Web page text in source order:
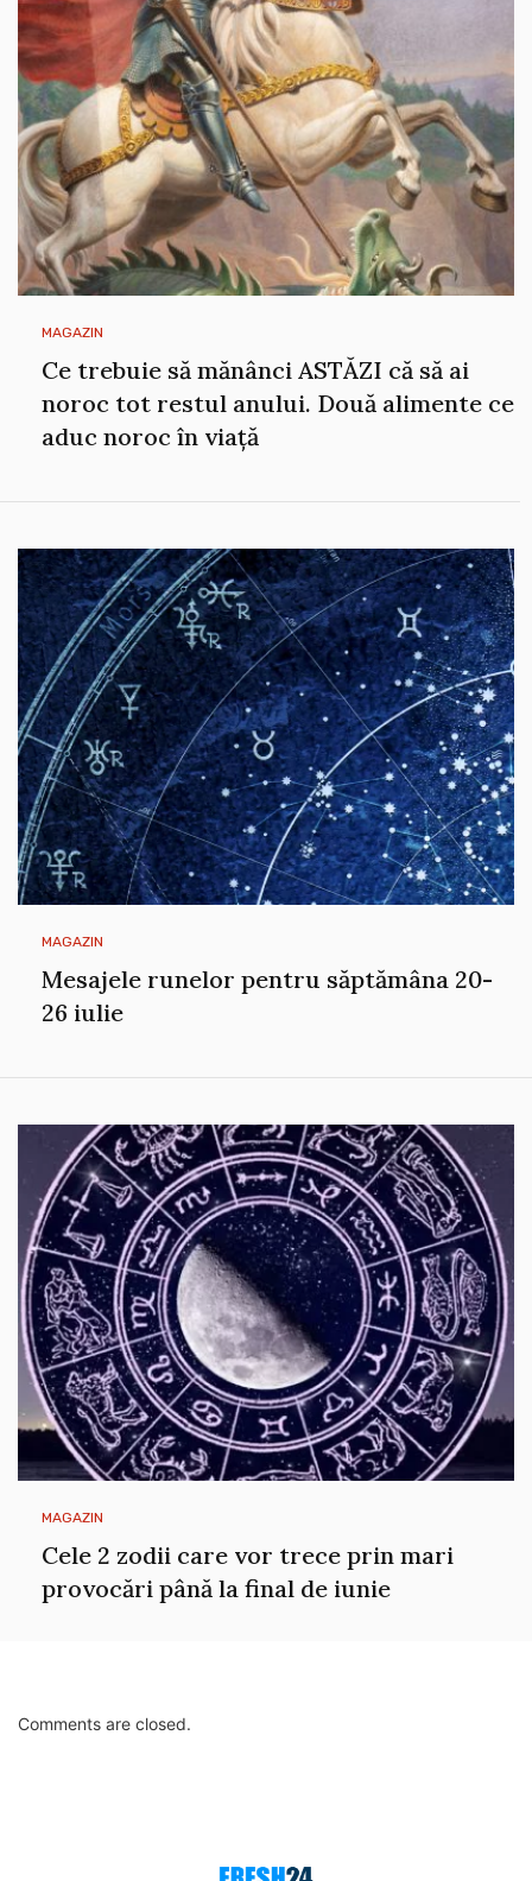
MAGAZIN
Ce trebuie să mănânci ASTĂZI că să ai
noroc tot restul anului. Două alimente ce
aduc noroc în viață
MAGAZIN
Mesajele runelor pentru săptămâna 20-
26 iulie
MAGAZIN
Cele 2 zodii care vor trece prin mari
provocări până la final de iunie
Comments are closed.